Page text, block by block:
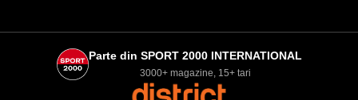
Parte din SPORT 2000 INTERNATIONAL
3000+ magazine, 15+ tari